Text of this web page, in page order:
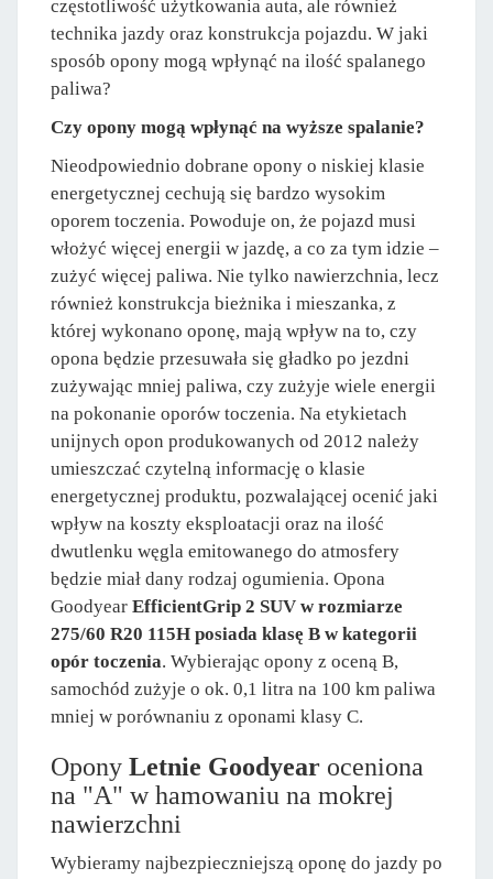
częstotliwość użytkowania auta, ale również
technika jazdy oraz konstrukcja pojazdu. W jaki
sposób opony mogą wpłynąć na ilość spalanego
paliwa?
Czy opony mogą wpłynąć na wyższe spalanie?
Nieodpowiednio dobrane opony o niskiej klasie
energetycznej cechują się bardzo wysokim
oporem toczenia. Powoduje on, że pojazd musi
włożyć więcej energii w jazdę, a co za tym idzie –
zużyć więcej paliwa. Nie tylko nawierzchnia, lecz
również konstrukcja bieżnika i mieszanka, z
której wykonano oponę, mają wpływ na to, czy
opona będzie przesuwała się gładko po jezdni
zużywając mniej paliwa, czy zużyje wiele energii
na pokonanie oporów toczenia. Na etykietach
unijnych opon produkowanych od 2012 należy
umieszczać czytelną informację o klasie
energetycznej produktu, pozwalającej ocenić jaki
wpływ na koszty eksploatacji oraz na ilość
dwutlenku węgla emitowanego do atmosfery
będzie miał dany rodzaj ogumienia. Opona
Goodyear EfficientGrip 2 SUV w rozmiarze
275/60 R20 115H posiada klasę B w kategorii
opór toczenia. Wybierając opony z oceną B,
samochód zużyje o ok. 0,1 litra na 100 km paliwa
mniej w porównaniu z oponami klasy C.
Opony Letnie Goodyear oceniona
na "A" w hamowaniu na mokrej
nawierzchni
Wybieramy najbezpieczniejszą oponę do jazdy po